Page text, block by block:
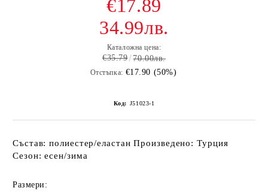
€17.89
34.99лв.
Каталожна цена:
€35.79 70.00лв.
Отстъпка: €17.90 (50%)
Код: J51023-1
Състав: полиестер/еластан Произведено: Турция
Сезон: есен/зима
Размери: